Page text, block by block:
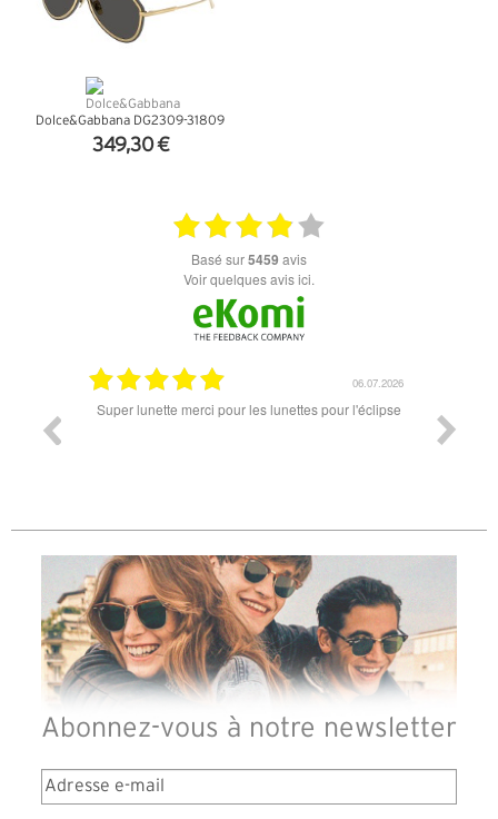
Dolce&Gabbana DG2309-31809
349,30 €
basé sur5459 avis
Voir quelques avis ici.
06.07.2026
Super lunette merci pour les lunettes pour l'éclipse
Abonnez-vous à notre newsletter